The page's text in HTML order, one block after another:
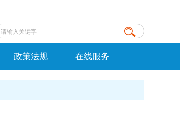
政策法规 在线服务